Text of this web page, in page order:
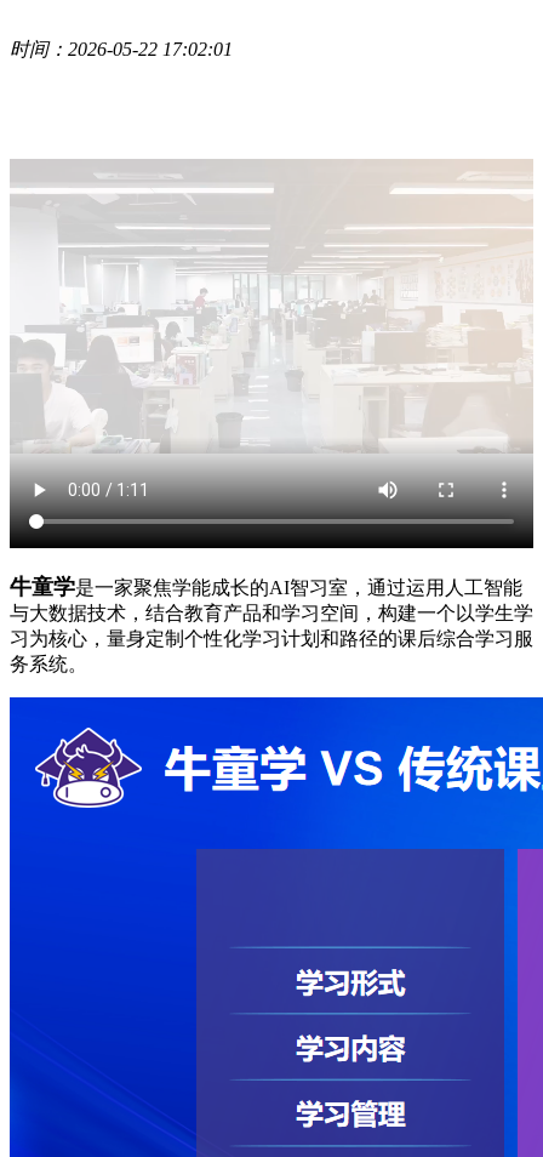
时间：2026-05-22 17:02:01
牛童学是一家聚焦学能成长的AI智习室，通过运用人工智能
与大数据技术，结合教育产品和学习空间，构建一个以学生学
习为核心，量身定制个性化学习计划和路径的课后综合学习服
务系统。